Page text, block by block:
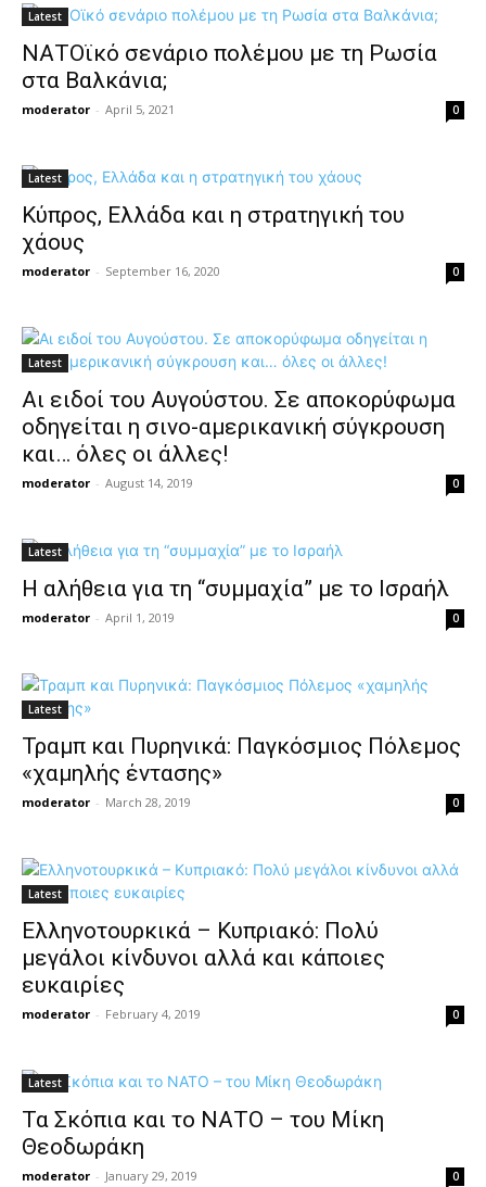
Latest
ΝΑΤΟϊκό σενάριο πολέμου με τη Ρωσία
στα Βαλκάνια;
moderator - April 5, 2021 0
Latest
Κύπρος, Ελλάδα και η στρατηγική του
χάους
moderator - September 16, 2020 0
Latest
Aι ειδοί του Αυγούστου. Σε αποκορύφωμα
οδηγείται η σινο-αμερικανική σύγκρουση
και… όλες οι άλλες!
moderator - August 14, 2019 0
Latest
Η αλήθεια για τη “συμμαχία” με το Ισραήλ
moderator - April 1, 2019 0
Latest
Τραμπ και Πυρηνικά: Παγκόσμιος Πόλεμος
«χαμηλής έντασης»
moderator - March 28, 2019 0
Latest
Eλληνοτουρκικά – Κυπριακό: Πολύ
μεγάλοι κίνδυνοι αλλά και κάποιες
ευκαιρίες
moderator - February 4, 2019 0
Latest
Τα Σκόπια και το ΝΑΤΟ – του Μίκη
Θεοδωράκη
moderator - January 29, 2019 0